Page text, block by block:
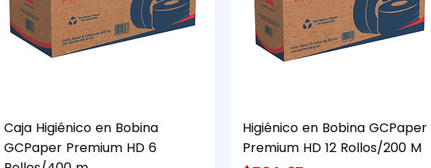
Vista rápida
Caja Higiénico en Bobina
GCPaper Premium HD 6
Vista rápida
Higiénico en Bobina GCPaper
Premium HD 12 Rollos/200 M